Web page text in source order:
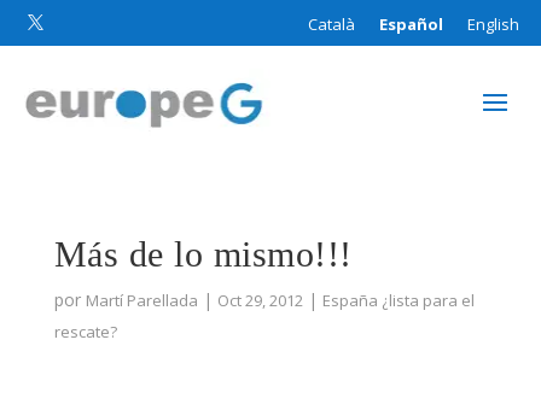
 Català Español English
Más de lo mismo!!!
por Martí Parellada | Oct 29, 2012| España ¿lista para el
rescate?